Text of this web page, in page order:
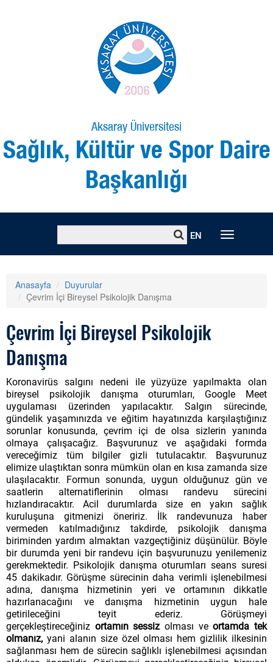
Aksaray Üniversitesi
Sağlık, Kültür ve Spor Daire
Başkanlığı
EN
Anasayfa
Duyurular
Çevrim İçi Bireysel Psikolojik Danışma
Çevrim İçi Bireysel Psikolojik
Danışma
Koronavirüs salgını nedeni ile yüzyüze yapılmakta olan
bireysel psikolojik danışma oturumları, Google Meet
uygulaması üzerinden yapılacaktır. Salgın sürecinde,
gündelik yaşamınızda ve eğitim hayatınızda karşılaştığınız
sorunlar konusunda, çevrim içi de olsa sizlerin yanında
olmaya çalışacağız. Başvurunuz ve aşağıdaki formda
vereceğimiz tüm bilgiler gizli tutulacaktır. Başvurunuz
elimize ulaştıktan sonra mümkün olan en kısa zamanda size
ulaşılacaktır. Formun sonunda, uygun olduğunuz gün ve
saatlerin alternatiflerinin olması randevu sürecini
hızlandıracaktır. Acil durumlarda size en yakın sağlık
kuruluşuna gitmenizi öneririz. İlk randevunuza haber
vermeden katılmadığınız takdirde, psikolojik danışma
biriminden yardım almaktan vazgeçtiğiniz düşünülür. Böyle
bir durumda yeni bir randevu için başvurunuzu yenilemeniz
gerekmektedir. Psikolojik danışma oturumları seans suresi
45 dakikadır. Görüşme sürecinin daha verimli işlenebilmesi
adına, danışma hizmetinin yeri ve ortamının dikkatle
hazırlanacağını ve danışma hizmetinin uygun hale
getirileceğini teyit ederiz. Görüşmeyi
gerçekleştireceğiniz ortamın sessiz olması veortamda tek
olmanız, yani alanın size özel olması hem gizlilik ilkesinin
sağlanması hem de sürecin sağlıklı işlenebilmesi açısından